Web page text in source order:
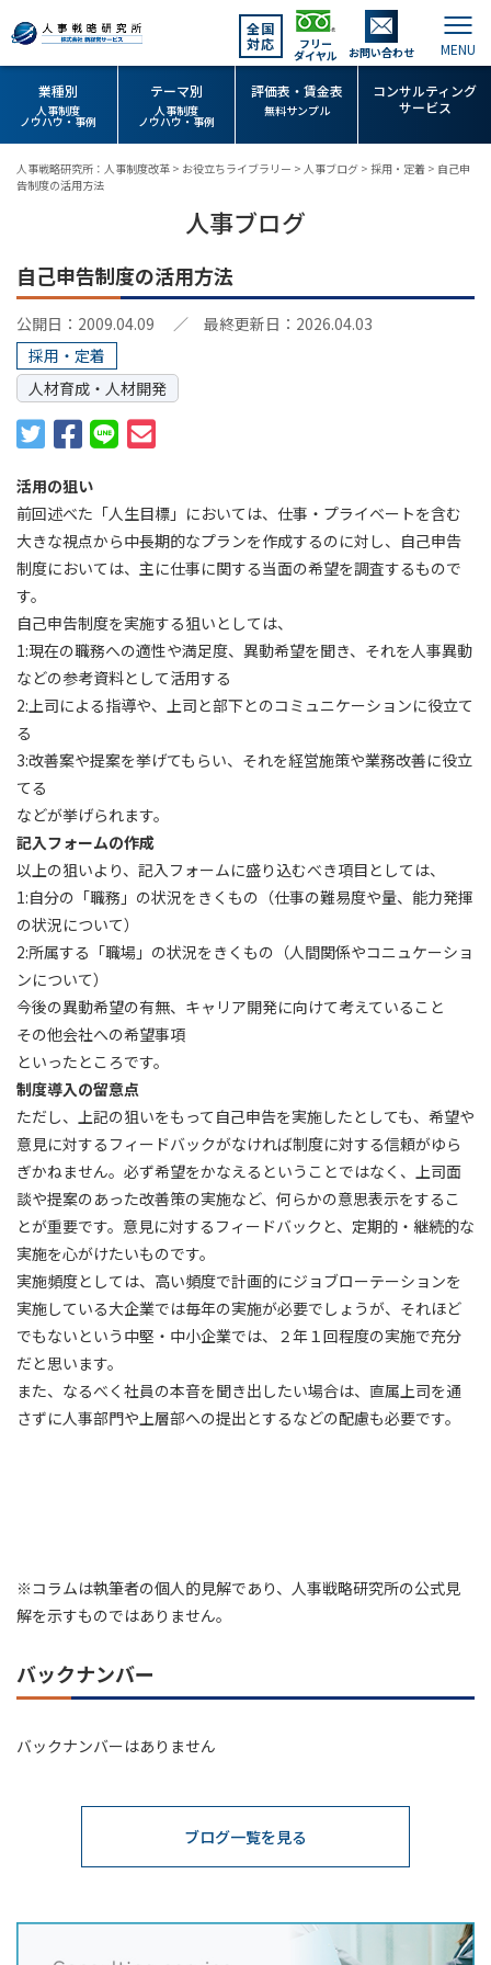
全国
対応
フリー
ダイヤル お問い合わせ
業種別
人事制度
ノウハウ・事例
テーマ別
人事制度
ノウハウ・事例
評価表・賃金表
無料サンプル
コンサルティング
サービス
人事戦略研究所：人事制度改革 > お役立ちライブラリー > 人事ブログ > 採用・定着 > 自己申
告制度の活用方法
人事ブログ
自己申告制度の活用方法
公開日：2009.04.09
／ 最終更新日：2026.04.03
採用・定着
人材育成・人材開発
活用の狙い
前回述べた「人生目標」においては、仕事・プライベートを含む
大きな視点から中長期的なプランを作成するのに対し、自己申告
制度においては、主に仕事に関する当面の希望を調査するもので
す。
自己申告制度を実施する狙いとしては、
1:現在の職務への適性や満足度、異動希望を聞き、それを人事異動
などの参考資料として活用する
2:上司による指導や、上司と部下とのコミュニケーションに役立て
る
3:改善案や提案を挙げてもらい、それを経営施策や業務改善に役立
てる
などが挙げられます。
記入フォームの作成
以上の狙いより、記入フォームに盛り込むべき項目としては、
1:自分の「職務」の状況をきくもの（仕事の難易度や量、能力発揮
の状況について）
2:所属する「職場」の状況をきくもの（人間関係やコニュケーショ
ンについて）
今後の異動希望の有無、キャリア開発に向けて考えていること
その他会社への希望事項
といったところです。
制度導入の留意点
ただし、上記の狙いをもって自己申告を実施したとしても、希望や
意見に対するフィードバックがなければ制度に対する信頼がゆら
ぎかねません。必ず希望をかなえるということではなく、上司面
談や提案のあった改善策の実施など、何らかの意思表示をするこ
とが重要です。意見に対するフィードバックと、定期的・継続的な
実施を心がけたいものです。
実施頻度としては、高い頻度で計画的にジョブローテーションを
実施している大企業では毎年の実施が必要でしょうが、それほど
でもないという中堅・中小企業では、２年１回程度の実施で充分
だと思います。
また、なるべく社員の本音を聞き出したい場合は、直属上司を通
さずに人事部門や上層部への提出とするなどの配慮も必要です。
※コラムは執筆者の個人的見解であり、人事戦略研究所の公式見
解を示すものではありません。
バックナンバー
バックナンバーはありません
ブログ一覧を見る